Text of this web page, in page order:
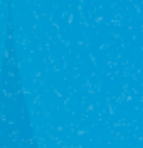
и финансовых
и подписание